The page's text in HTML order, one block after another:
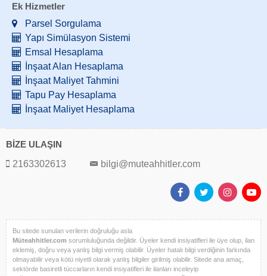
Ek Hizmetler
Parsel Sorgulama
Yapı Simülasyon Sistemi
Emsal Hesaplama
İnşaat Alan Hesaplama
İnşaat Maliyet Tahmini
Tapu Pay Hesaplama
İnşaat Maliyet Hesaplama
BİZE ULAŞIN
2163302613
bilgi@muteahhitler.com
Bu sitede sunulan verilerin doğruluğu asla
Müteahhitler.com sorumluluğunda değildir. Üyeler kendi insiyatifleri ile üye olup, ilan
eklemiş, doğru veya yanlış bilgi vermiş olabilir. Üyeler hatalı bilgi verdiğinin farkında
olmayabilir veya kötü niyetli olarak yanlış bilgiler girilmiş olabilir. Sitede ana amaç,
sektörde basiretli tüccarların kendi insiyatifleri ile ilanları inceleyip